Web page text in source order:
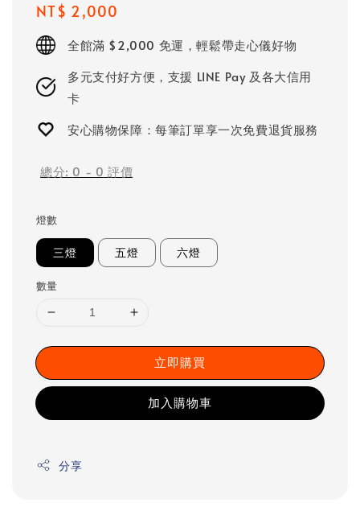
Regular
price
NT$ 2,000
全館滿 $2,000 免運，輕鬆帶走心儀好物
多元支付好方便，支援 LINE Pay 及各大信用
卡
安心購物保障：每筆訂單享一次免費退貨服務
總分: 0 - 0 評價
燈數
三燈 五燈 六燈
數量
立即購買
加入購物車
分享